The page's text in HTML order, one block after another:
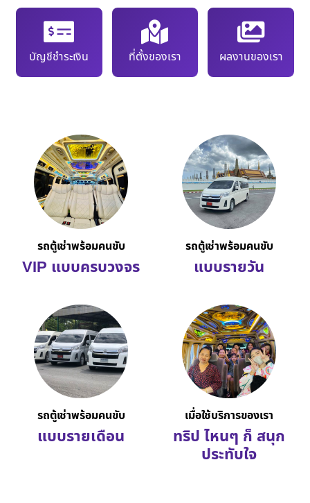
บัญชีชำระเงิน ที่ตั้งของเรา ผลงานของเรา
รถตู้เช่าพร้อมคนขับ
VIP แบบครบวงจร
รถตู้เช่าพร้อมคนขับ
แบบรายวัน
รถตู้เช่าพร้อมคนขับ
แบบรายเดือน
เมื่อใช้บริการของเรา
ทริป ไหนๆ ก็ สนุก
ประทับใจ